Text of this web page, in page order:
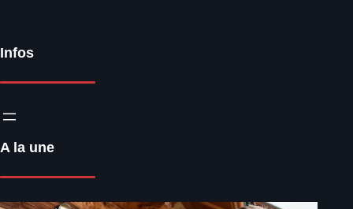
Infos
A la une